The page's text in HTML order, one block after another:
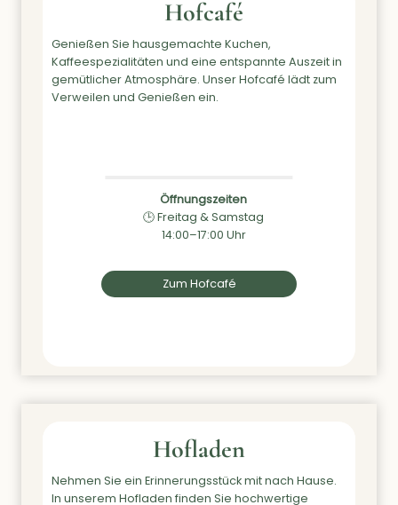
Hofcafé
Genießen Sie hausgemachte Kuchen,
Kaffeespezialitäten und eine entspannte Auszeit in
gemütlicher Atmosphäre. Unser Hofcafé lädt zum
Verweilen und Genießen ein.
Öffnungszeiten
🕒 Freitag & Samstag
14:00–17:00 Uhr
Zum Hofcafé
Hofladen
Nehmen Sie ein Erinnerungsstück mit nach Hause.
In unserem Hofladen finden Sie hochwertige